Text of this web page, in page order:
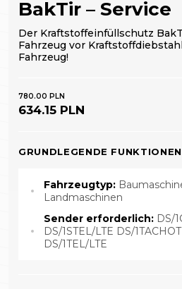
BakTir – Service
Der Kraftstoffeinfüllschutz
Fahrzeug vor
Fahrzeug!
780.00 PLN
634.15 PLN
GRUNDLEGENDE FUNKTIONEN
Fahrzeugtyp:
Landmaschinen
Sender erforderlich: DS/
DS/1STEL/LTE DS/
DS/1TEL/LTE